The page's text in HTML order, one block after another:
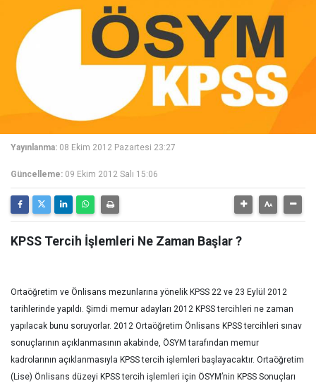
Yayınlanma: 08 Ekim 2012 Pazartesi 23:27
Güncelleme: 09 Ekim 2012 Salı 15:06
KPSS Tercih İşlemleri Ne Zaman Başlar ?
Ortaöğretim ve Önlisans mezunlarına yönelik KPSS 22 ve 23 Eylül 2012
tarihlerinde yapıldı. Şimdi memur adayları 2012 KPSS tercihleri ne zaman
yapılacak bunu soruyorlar. 2012 Ortaöğretim Önlisans KPSS tercihleri sınav
sonuçlarının açıklanmasının akabinde, ÖSYM tarafından memur
kadrolarının açıklanmasıyla KPSS tercih işlemleri başlayacaktır. Ortaöğretim
(Lise) Önlisans düzeyi KPSS tercih işlemleri için ÖSYM’nin KPSS Sonuçları